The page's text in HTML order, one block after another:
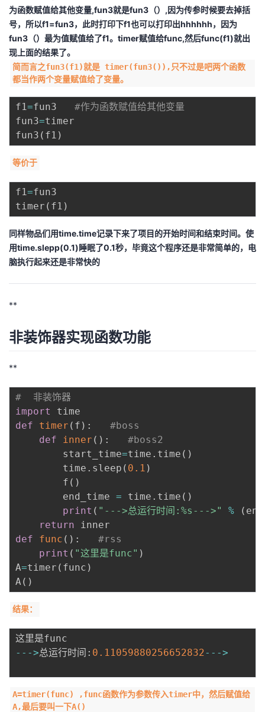
为函数赋值给其他变量,fun3就是fun3（）,因为传参时候要去掉括
号，所以f1=fun3，此时打印下f1也可以打印出hhhhhh，因为
fun3（）最为值赋值给了f1。timer赋值给func,然后func(f1)就出
现上面的结果了。
简而言之fun3(f1)就是 timer(fun3()),只不过是吧两个函数
都当作两个变量赋值给了变量。
f1 =fun3 #作为函数赋值给其他变量
fun3=timer
fun3 ( f1 )
等价于
f1 =fun3
timer ( f1 )
同样物品们用time.time记录下来了项目的开始时间和结束时间。使
用time.slepp(0.1)睡眠了0.1秒，毕竟这个程序还是非常简单的，电
脑执行起来还是非常快的
**
非装饰器实现函数功能
**
#  非装饰器
import
def
timer ( f ) :
#boss
def
inner ( ) :
#boss2
        start_time
=time . time ( )
        time
. sleep ( 0.1 )
        f
( )
        end_time
= time . time ( )
print ( "--->总运行时间:%s--->" % (
return
def
func ( ) :
#rss
print ( "这里是func" )
A=timer ( func )
A ( )
结果：
- - ->总运行时间 : 0.11059880256652832- - ->
A=timer(func) ,func函数作为参数传入timer中，然后赋值给
A,最后要叫一下A()